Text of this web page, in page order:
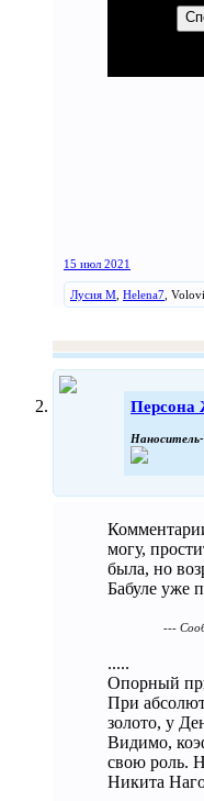
15 июл 2021
Лусия М Helena7
Персона
могу,
была, но
Бабуле уже
---
.....
Опорный
При
золото, у
Видимо,
свою роль.
Никита